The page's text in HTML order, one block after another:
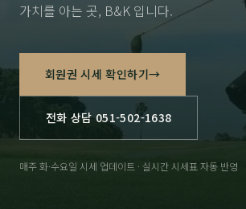
가치를 아는 곳, B&K 입니다.
회원권 시세 확인하기→
전화 상담 051-502-1638
매주 화·수요일 시세 업데이트 · 실시간 시세표 자동 반영